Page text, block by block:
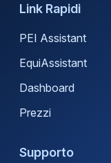
Link Rapidi
PEI Assistant
EquiAssistant
Dashboard
Prezzi
Supporto